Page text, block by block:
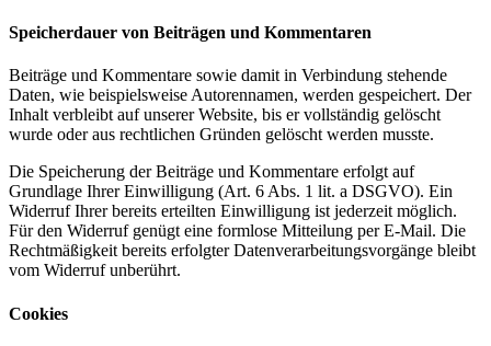
Speicherdauer von Beiträgen und Kommentaren
Beiträge und Kommentare sowie damit in Verbindung stehende
Daten, wie beispielsweise Autorennamen, werden gespeichert. Der
Inhalt verbleibt auf unserer Website, bis er vollständig gelöscht
wurde oder aus rechtlichen Gründen gelöscht werden musste.
Die Speicherung der Beiträge und Kommentare erfolgt auf
Grundlage Ihrer Einwilligung (Art. 6 Abs. 1 lit. a DSGVO). Ein
Widerruf Ihrer bereits erteilten Einwilligung ist jederzeit möglich.
Für den Widerruf genügt eine formlose Mitteilung per E-Mail. Die
Rechtmäßigkeit bereits erfolgter Datenverarbeitungsvorgänge bleibt
vom Widerruf unberührt.
Cookies